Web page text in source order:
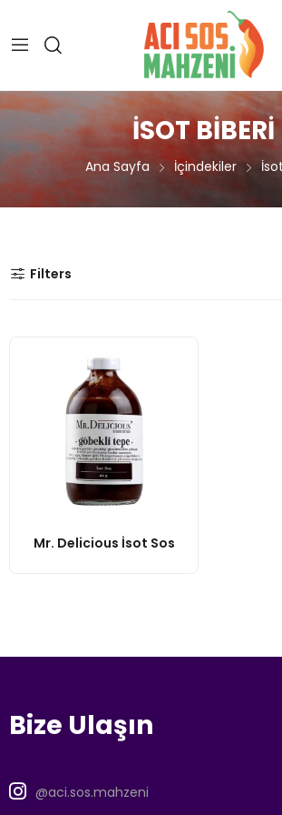
İSOT BIBERI
Ana Sayfa İçindekiler
Filters
Mr. Delicious İsot Sos
Bize Ulaşın
@aci.sos.mahzeni